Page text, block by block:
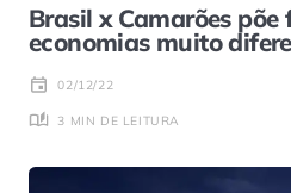
Brasil x Camarões
economias muito
02/12/22
3 MIN DE LEITURA